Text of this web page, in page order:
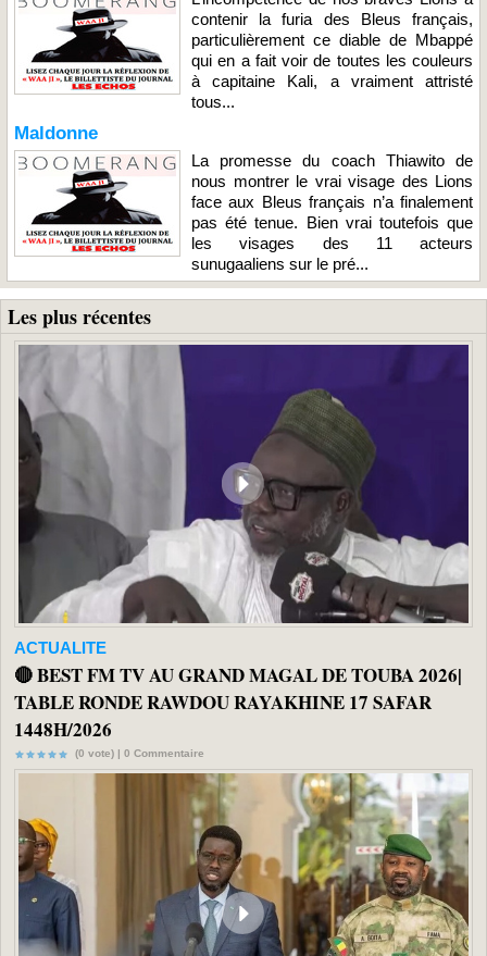
contenir la furia des Bleus français,
particulièrement ce diable de Mbappé
qui en a fait voir de toutes les couleurs
à capitaine Kali, a vraiment attristé
tous...
Maldonne
La promesse du coach Thiawito de
nous montrer le vrai visage des Lions
face aux Bleus français n’a finalement
pas été tenue. Bien vrai toutefois que
les visages des 11 acteurs
sunugaaliens sur le pré...
Les plus récentes
ACTUALITE
🔴 BEST FM TV AU GRAND MAGAL DE TOUBA 2026|
TABLE RONDE RAWDOU RAYAKHINE 17 SAFAR
1448H/2026
(0 vote) | 0 Commentaire